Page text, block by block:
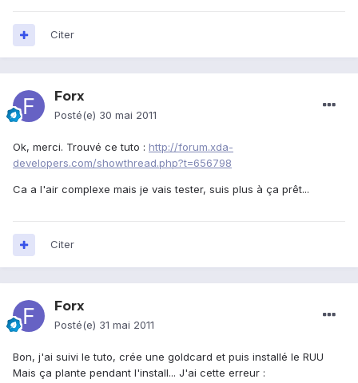
Citer
Forx
Posté(e) 30 mai 2011
Ok, merci. Trouvé ce tuto : http://forum.xda-
developers.com/showthread.php?t=656798
Ca a l'air complexe mais je vais tester, suis plus à ça prêt...
Citer
Forx
Posté(e) 31 mai 2011
Bon, j'ai suivi le tuto, crée une goldcard et puis installé le RUU
Mais ça plante pendant l'install... J'ai cette erreur :